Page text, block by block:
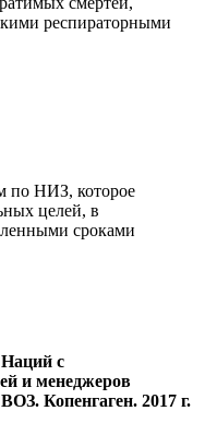
респираторными
по НИЗ, которое
целей, в
сроками
с
и менеджеров
Копенгаген. 2017 г.